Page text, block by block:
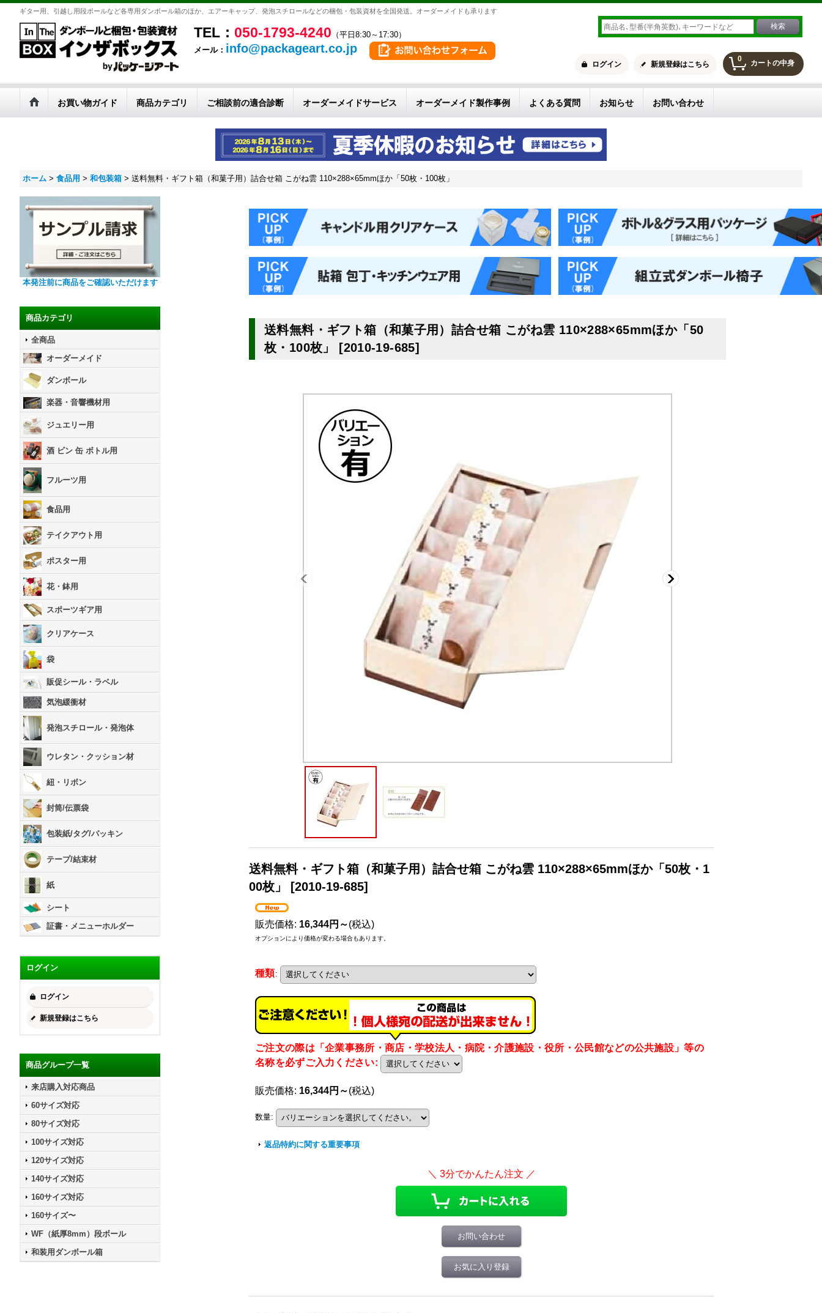
ギター用、引越し用段ボールなど各専用ダンボール箱のほか、エアーキャップ、発泡スチロールなどの梱包・包装資材を全国発送。オーダーメイドも承ります
TEL： 050-1793-4240 （平日8:30～17:30）
メール： info@packageart.co.jp
0 カートの中身
ログイン 新規登録はこちら
お買い物ガイド 商品カテゴリ ご相談前の適合診断 オーダーメイドサービス オーダーメイド製作事例 よくある質問 お知らせ お問い合わせ
ホーム > 食品用 > 和包装箱 > 送料無料・ギフト箱（和菓子用）詰合せ箱 こがね雲 110×288×65mmほか「50枚・100枚」
本発注前に商品をご確認いただけます
商品カテゴリ
全商品
オーダーメイド
ダンボール
楽器・音響機材用
ジュエリー用
酒 ビン 缶 ボトル用
フルーツ用
食品用
テイクアウト用
ポスター用
花・鉢用
スポーツギア用
クリアケース
袋
販促シール・ラベル
気泡緩衝材
発泡スチロール・発泡体
ウレタン・クッション材
紐・リボン
封筒/伝票袋
包装紙/タグ/パッキン
テープ/結束材
紙
シート
証書・メニューホルダー
ログイン
ログイン
新規登録はこちら
商品グループ一覧
来店購入対応商品
60サイズ対応
80サイズ対応
100サイズ対応
120サイズ対応
140サイズ対応
160サイズ対応
160サイズ〜
WF（紙厚8mm）段ボール
和装用ダンボール箱
送料無料・ギフト箱（和菓子用）詰合せ箱 こがね雲 110×288×65mmほか「50
枚・100枚」
[2010-19-685]
送料無料・ギフト箱（和菓子用）詰合せ箱 こがね雲 110×288×65mmほか「50枚・1
00枚」
[2010-19-685]
販売価格: 16,344円～(税込)
オプションにより価格が変わる場合もあります。
種類:
ご注文の際は「企業事務所・商店・学校法人・病院・介護施設・役所・公民館などの公共施設」等の
名称を必ずご入力ください:
販売価格: 16,344円～(税込)
数量:
返品特約に関する重要事項
お問い合わせ
お気に入り登録